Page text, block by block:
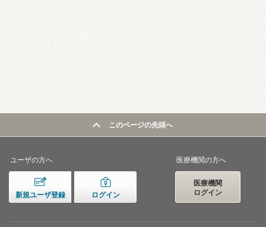
このページの先頭へ
ユーザの方へ
新規ユーザ登録 ログイン
医療機関の方へ
医療機関
ログイン